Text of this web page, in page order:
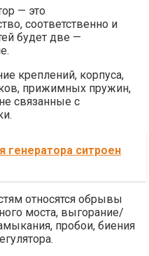
— это
соответственно и
будет две —
креплений, корпуса,
прижимных пружин,
связанные с
генератора ситроен
относятся обрывы
моста, выгорание/
пробои, биения